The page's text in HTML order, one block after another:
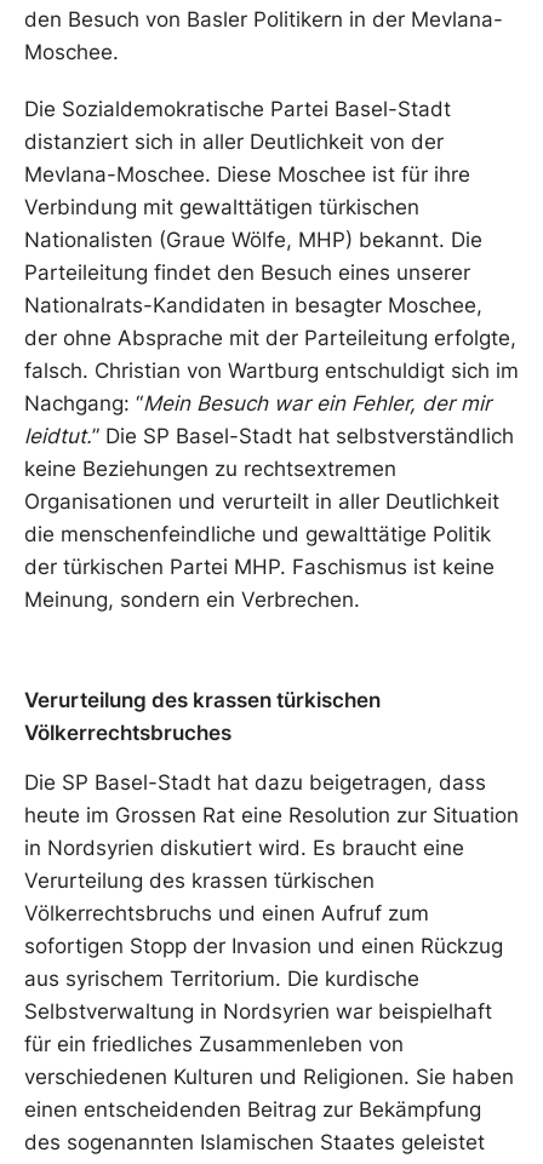
den Besuch von Basler Politikern in der Mevlana-
Moschee.
Die Sozialdemokratische Partei Basel-Stadt
distanziert sich in aller Deutlichkeit von der
Mevlana-Moschee. Diese Moschee ist für ihre
Verbindung mit gewalttätigen türkischen
Nationalisten (Graue Wölfe, MHP) bekannt. Die
Parteileitung findet den Besuch eines unserer
Nationalrats-Kandidaten in besagter Moschee,
der ohne Absprache mit der Parteileitung erfolgte,
falsch. Christian von Wartburg entschuldigt sich im
Nachgang: “Mein Besuch war ein Fehler, der mir
leidtut.” Die SP Basel-Stadt hat selbstverständlich
keine Beziehungen zu rechtsextremen
Organisationen und verurteilt in aller Deutlichkeit
die menschenfeindliche und gewalttätige Politik
der türkischen Partei MHP. Faschismus ist keine
Meinung, sondern ein Verbrechen.
Verurteilung des krassen türkischen
Völkerrechtsbruches
Die SP Basel-Stadt hat dazu beigetragen, dass
heute im Grossen Rat eine Resolution zur Situation
in Nordsyrien diskutiert wird. Es braucht eine
Verurteilung des krassen türkischen
Völkerrechtsbruchs und einen Aufruf zum
sofortigen Stopp der Invasion und einen Rückzug
aus syrischem Territorium. Die kurdische
Selbstverwaltung in Nordsyrien war beispielhaft
für ein friedliches Zusammenleben von
verschiedenen Kulturen und Religionen. Sie haben
einen entscheidenden Beitrag zur Bekämpfung
des sogenannten Islamischen Staates geleistet